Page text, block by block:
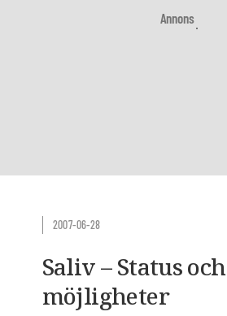
Annons
2007-06-28
Saliv – Status och
möjligheter